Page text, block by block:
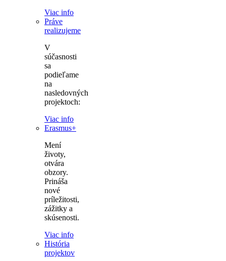
Viac info
Práve
realizujeme
V
súčasnosti
sa
podieľame
na
nasledovných
projektoch:
Viac info
Erasmus+
Mení
životy,
otvára
obzory.
Prináša
nové
príležitosti,
zážitky a
skúsenosti.
Viac info
História
projektov